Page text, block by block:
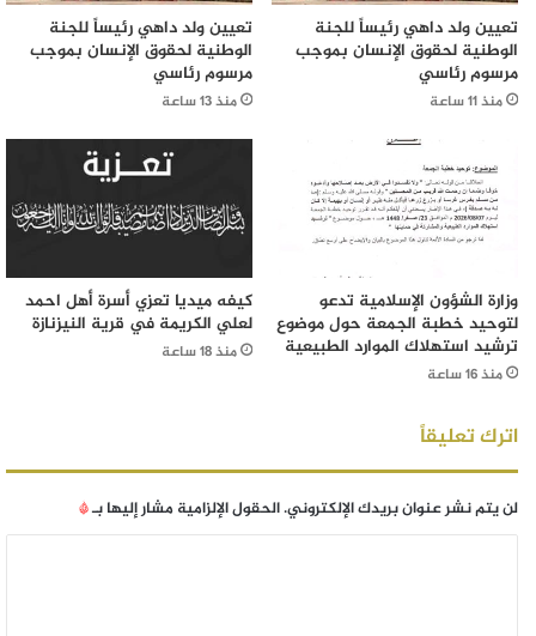
تعيين ولد داهي رئيساً للجنة
الوطنية لحقوق الإنسان بموجب
مرسوم رئاسي
منذ 11 ساعة
تعيين ولد داهي رئيساً للجنة
الوطنية لحقوق الإنسان بموجب
مرسوم رئاسي
منذ 13 ساعة
وزارة الشؤون الإسلامية تدعو
لتوحيد خطبة الجمعة حول موضوع
ترشيد استهلاك الموارد الطبيعية
منذ 16 ساعة
كيفه ميديا تعزي أسرة أهل احمد
لعلي الكريمة في قرية النيزنازة
منذ 18 ساعة
اترك تعليقاً
لن يتم نشر عنوان بريدك الإلكتروني.الحقول الإلزامية مشار إليها بـ*